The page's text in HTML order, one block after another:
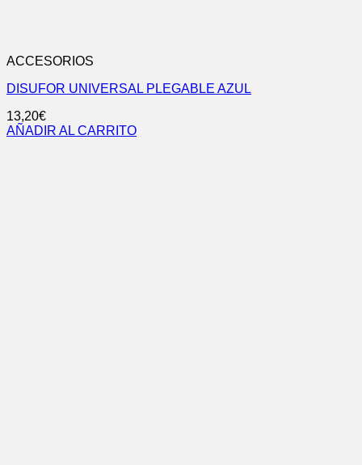
ACCESORIOS
DISUFOR UNIVERSAL PLEGABLE AZUL
13,20€
AÑADIR AL CARRITO